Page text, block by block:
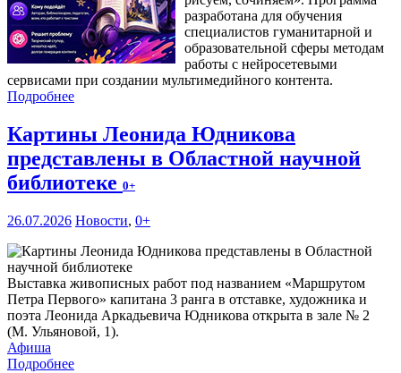
разработана для обучения
специалистов гуманитарной и
образовательной сферы методам
работы с нейросетевыми
сервисами при создании мультимедийного контента.
Подробнее
Картины Леонида Юдникова
представлены в Областной научной
библиотеке 0+
26.07.2026 Новости, 0+
Выставка живописных работ под названием «Маршрутом
Петра Первого» капитана 3 ранга в отставке, художника и
поэта Леонида Аркадьевича Юдникова открыта в зале № 2
(М. Ульяновой, 1).
Афиша
Подробнее